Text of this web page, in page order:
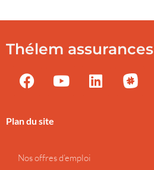
Thélem assurances
Plan du site
Nos offres d’emploi